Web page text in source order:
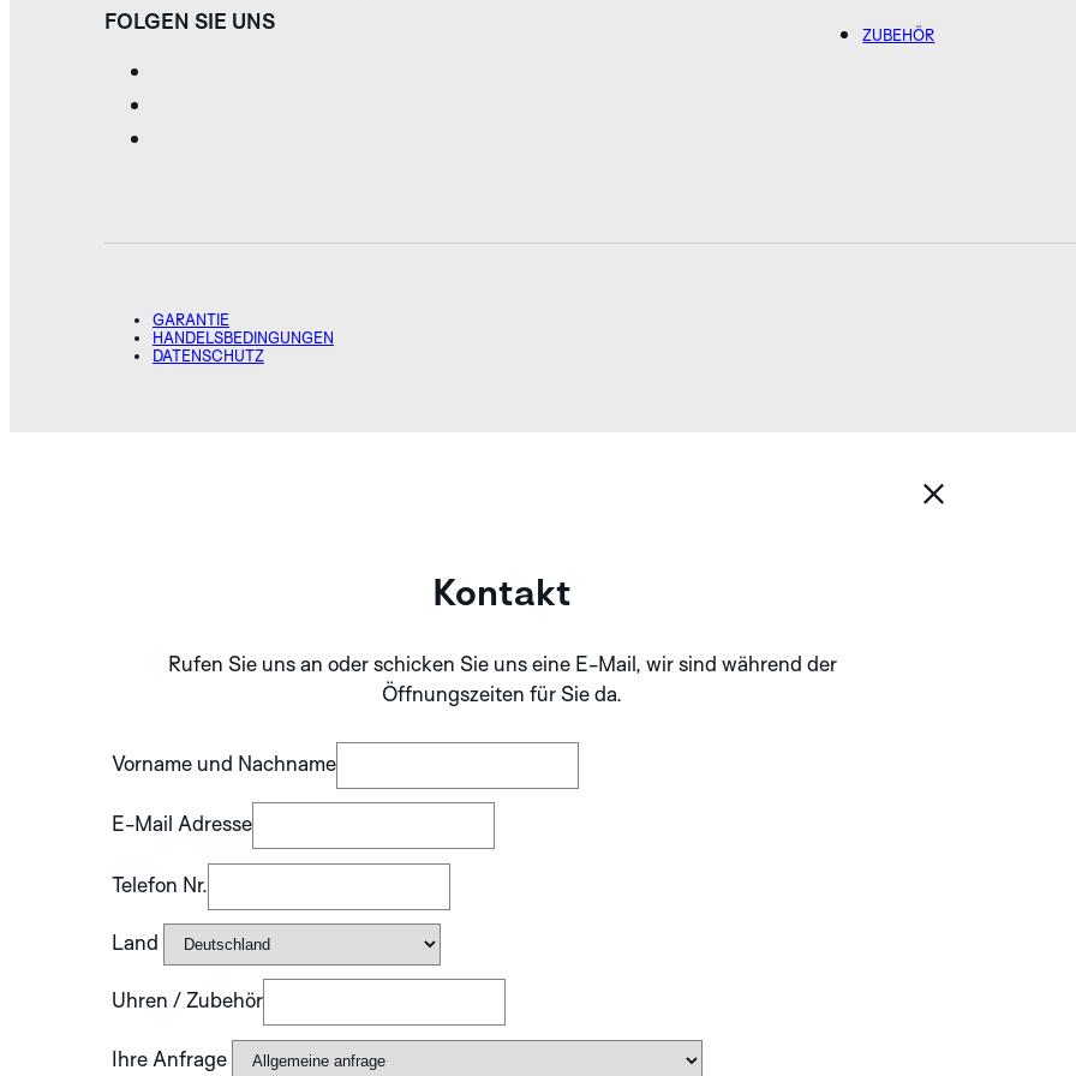
FOLGEN SIE UNS
ZUBEHÖR
GARANTIE
HANDELSBEDINGUNGEN
DATENSCHUTZ
Kontakt
Rufen Sie uns an oder schicken Sie uns eine E-Mail, wir sind während der
Öffnungszeiten für Sie da.
Vorname und Nachname
E-Mail Adresse
Telefon Nr.
Land
Uhren / Zubehör
Ihre Anfrage